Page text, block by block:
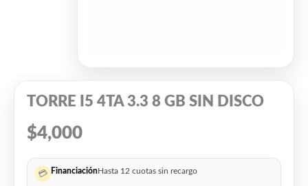
TORRE I5 4TA 3.3 8 GB SIN DISCO
$4,000
💳 FinanciaciónHasta 12 cuotas sin recargo